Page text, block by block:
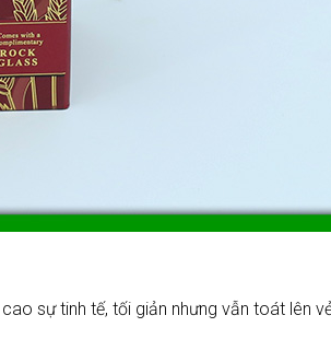
sự tinh tế, tối giản nhưng vẫn toát lên